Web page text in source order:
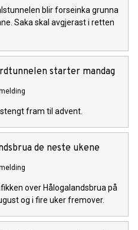
blir forseinka grunna
Saka skal avgjerast i retten
starter mandag
fram til advent.
de neste ukene
over Hålogalandsbrua på
og i fire uker fremover.